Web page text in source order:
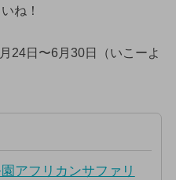
ね！
24日〜6月30日（いこーよ
アフリカンサファリ